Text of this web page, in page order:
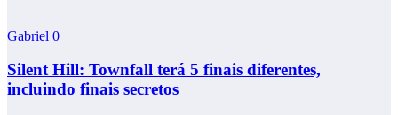
Gabriel 0
Silent Hill: Townfall terá 5 finais diferentes,
incluindo finais secretos